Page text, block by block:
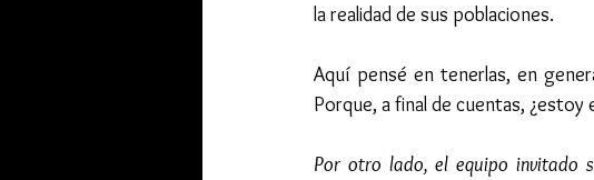
la realidad de sus poblaciones.
Aquí pensé en tenerlas, en
Porque, a final de cuentas, ¿estoy
Por otro lado, el equipo invitado